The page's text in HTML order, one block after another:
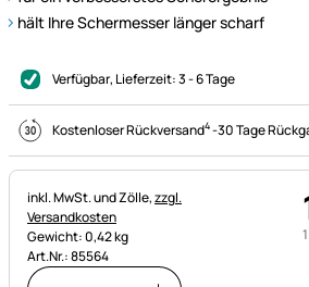
hält Ihre Schermesser länger scharf
Verfügbar, Lieferzeit:3 - 6 Tage
Kostenloser Rückversand4-30 Tage
Steuerhinweis:
inkl. MwSt. und Zölle,zzgl.
Versandkosten
Gewicht: 0,42 kg
Art.Nr.: 85564